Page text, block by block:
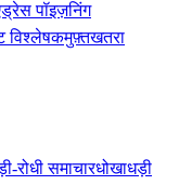
पॉइज़निंग
विश्लेषकमुफ़्तखतरा
रोधी समाचारधोखाधड़ी